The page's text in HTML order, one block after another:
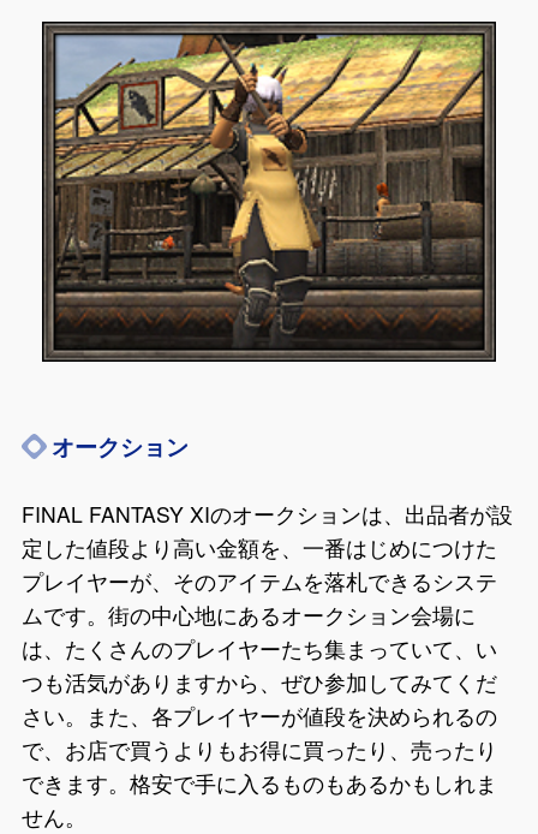
オークション
FINAL FANTASY XIのオークションは、出品者が設
定した値段より高い金額を、一番はじめにつけた
プレイヤーが、そのアイテムを落札できるシステ
ムです。街の中心地にあるオークション会場に
は、たくさんのプレイヤーたち集まっていて、い
つも活気がありますから、ぜひ参加してみてくだ
さい。また、各プレイヤーが値段を決められるの
で、お店で買うよりもお得に買ったり、売ったり
できます。格安で手に入るものもあるかもしれま
せん。